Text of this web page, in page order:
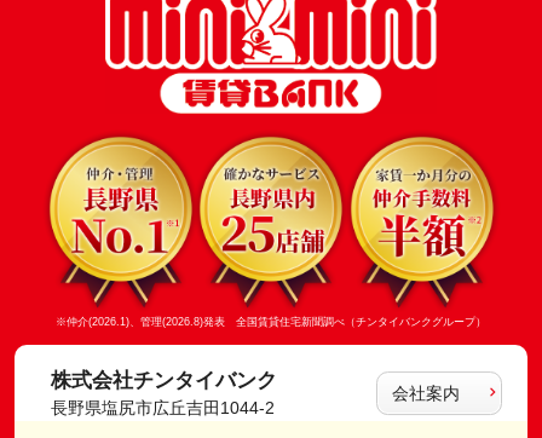
※仲介(2026.1)、管理(2026.8)発表 全国賃貸住宅新聞調べ（チンタイバンクグループ）
株式会社チンタイバンク
長野県塩尻市広丘吉田1044-2
会社案内